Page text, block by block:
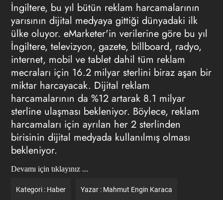
İngiltere, bu yıl bütün reklam harcamalarının
yarısının dijital medyaya gittiği dünyadaki ilk
ülke oluyor. eMarketer'in verilerine göre bu yıl
İngiltere, televizyon, gazete, billboard, radyo,
internet, mobil ve tablet dahil tüm reklam
mecraları için 16.2 milyar sterlini biraz aşan bir
miktar harcayacak. Dijital reklam
harcamalarının da %12 artarak 8.1 milyar
sterline ulaşması bekleniyor. Böylece, reklam
harcamaları için ayrılan her 2 sterlinden
birisinin dijital medyada kullanılmış olması
bekleniyor.
Devamı için tıklayınız ...
Kategori : Haber Yazar : Mahmut Engin Karaca